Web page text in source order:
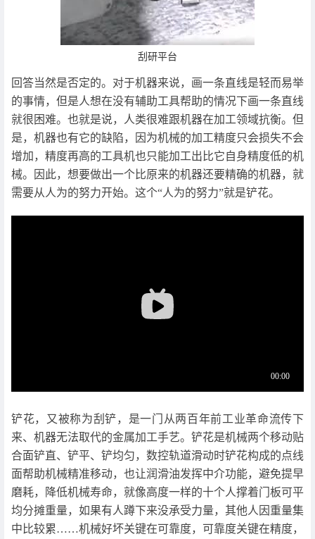
刮研平台
回答当然是否定的。对于机器来说，画一条直线是轻而易举
的事情，但是人想在没有辅助工具帮助的情况下画一条直线
就很困难。也就是说，人类很难跟机器在加工领域抗衡。但
是，机器也有它的缺陷，因为机械的加工精度只会损失不会
增加，精度再高的工具机也只能加工出比它自身精度低的机
械。因此，想要做出一个比原来的机器还要精确的机器，就
需要从人为的努力开始。这个“人为的努力”就是铲花。
铲花，又被称为刮铲，是一门从两百年前工业革命流传下
来、机器无法取代的金属加工手艺。铲花是机械两个移动贴
合面铲直、铲平、铲均匀，数控轨道滑动时铲花构成的点线
面帮助机械精准移动，也让润滑油发挥中介功能，避免提早
磨耗，降低机械寿命，就像高度一样的十个人撑着门板可平
均分摊重量，如果有人蹲下来没承受力量，其他人因重量集
中比较累……机械好坏关键在可靠度，可靠度关键在精度，